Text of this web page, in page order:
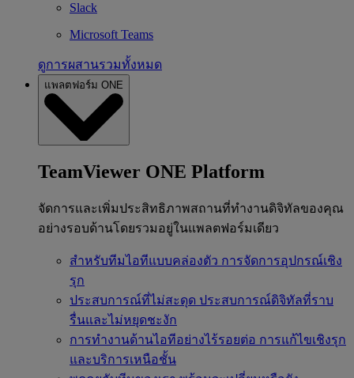
Slack
Microsoft Teams
ดูการผสานรวมทั้งหมด
แพลตฟอร์ม ONE
TeamViewer ONE Platform
จัดการและเพิ่มประสิทธิภาพสถานที่ทำงานดิจิทัลของคุณ
อย่างรอบด้านโดยรวมอยู่ในแพลตฟอร์มเดียว
สำหรับทีมไอทีแบบคล่องตัว การจัดการอุปกรณ์เชิง
รุก
ประสบการณ์ที่ไม่สะดุด ประสบการณ์ดิจิทัลที่ราบ
รื่นและไม่หยุดชะงัก
การทำงานด้านไอทีอย่างไร้รอยต่อ การแก้ไขเชิงรุก
และบริการเหนือชั้น